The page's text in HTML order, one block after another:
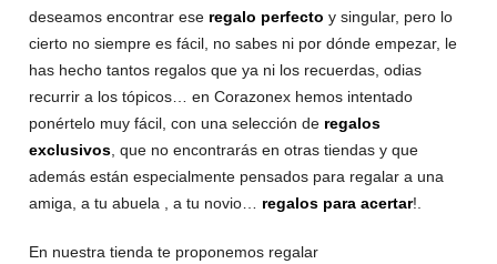
deseamos encontrar ese regalo perfecto y singular, pero lo
cierto no siempre es fácil, no sabes ni por dónde empezar, le
has hecho tantos regalos que ya ni los recuerdas, odias
recurrir a los tópicos… en Corazonex hemos intentado
ponértelo muy fácil, con una selección de regalos
exclusivos , que no encontrarás en otras tiendas y que
además están especialmente pensados para regalar a una
amiga, a tu abuela , a tu novio… regalos para acertar!.
En nuestra tienda te proponemos regalar